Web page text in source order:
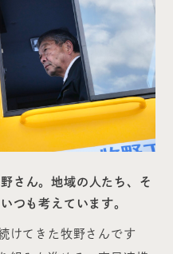
さん。地域の人たち、そ
つも考えています。
けてきた牧野さんです